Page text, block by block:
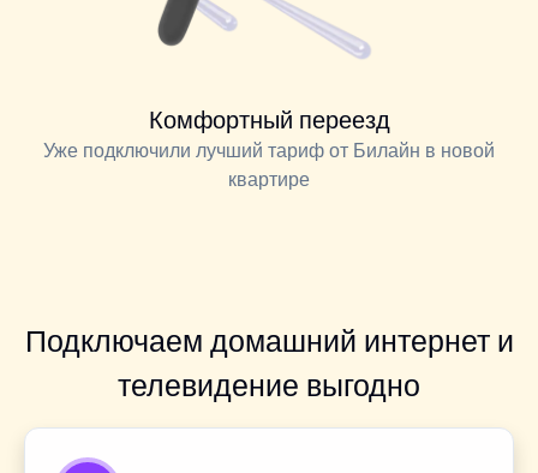
Комфортный переезд
Уже подключили лучший тариф от Билайн в новой
квартире
Подключаем домашний интернет и
телевидение выгодно